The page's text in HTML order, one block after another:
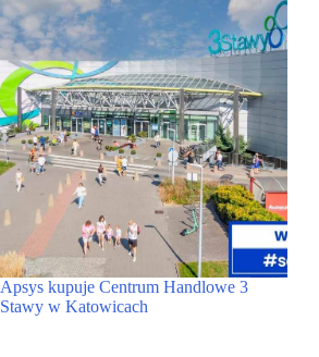
Apsys kupuje Centrum Handlowe 3
Stawy w Katowicach